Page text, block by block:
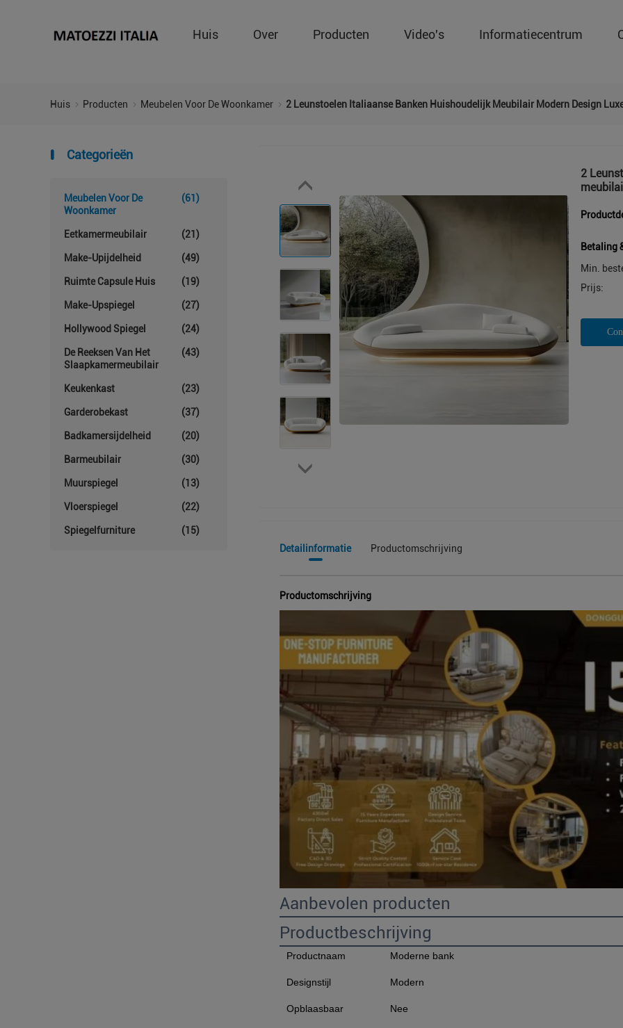
Huis Over Producten Video's Informatiecentrum
Huis Producten Meubelen Voor De Woonkamer 2 Leunstoelen Italiaanse Banken Huishoudelijk Meubilair Modern Design
Categorieën
Meubelen Voor De
Woonkamer
(61)
Eetkamermeubilair (21)
Make-Upijdelheid (49)
Ruimte Capsule Huis (19)
Make-Upspiegel (27)
Hollywood Spiegel (24)
De Reeksen Van Het
Slaapkamermeubilair
(43)
Keukenkast (23)
Garderobekast (37)
Badkamersijdelheid (20)
Barmeubilair (30)
Muurspiegel (13)
Vloerspiegel (22)
Spiegelfurniture (15)
2
Betaling
Min.
Prijs:
Detailinformatie Productomschrijving
Productomschrijving
Aanbevolen producten
Productbeschrijving
Productnaam Moderne bank
Designstijl Modern
Opblaasbaar Nee